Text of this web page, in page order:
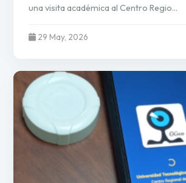
una visita académica al Centro Regio...
29 May, 2026